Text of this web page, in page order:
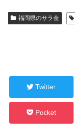
福岡県のサラ金
Twitter
Pocket